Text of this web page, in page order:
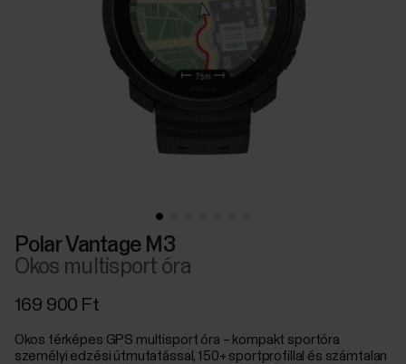
Polar Vantage M3
Okos multisport óra
169 900 Ft
Okos térképes GPS multisport óra – kompakt sportóra
személyi edzési útmutatással, 150+ sportprofillal és számtalan